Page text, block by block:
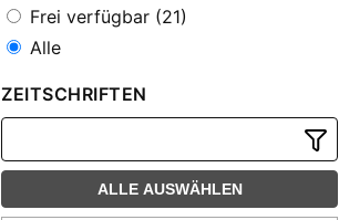
Frei verfügbar (21)
Alle
ZEITSCHRIFTEN
ALLE AUSWÄHLEN